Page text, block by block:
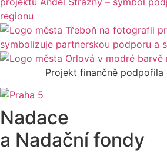
Projekt finančně podpořila
Nadace
a Nadační fondy